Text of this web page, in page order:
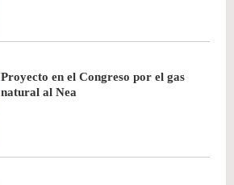
Proyecto en el Congreso por el gas
natural al Nea